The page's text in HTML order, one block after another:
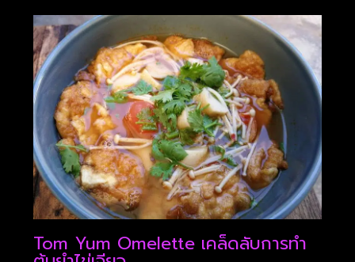
Tom Yum Omelette เคล็ดลับการทำ